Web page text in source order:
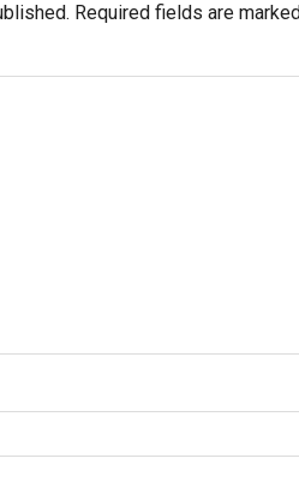
Required fields are marked